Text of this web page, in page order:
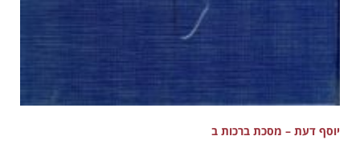
יוסף דעת – מסכת ברכות ב